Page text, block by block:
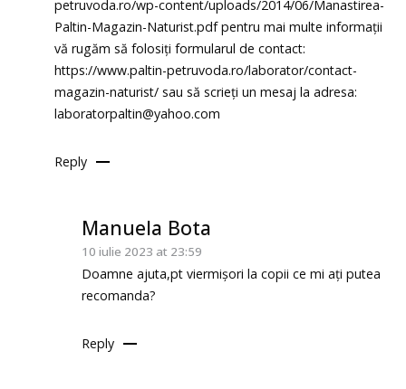
petruvoda.ro/wp-content/uploads/2014/06/Manastirea-
Paltin-Magazin-Naturist.pdfpentru mai multe informații
vă rugăm să folosiți formularul de contact:
https://www.paltin-petruvoda.ro/laborator/contact-
magazin-naturist/ sau să scrieți un mesaj la adresa:
laboratorpaltin@yahoo.com
Reply
Manuela Bota
10 iulie 2023 at 23:59
Doamne ajuta,pt viermișori la copii ce mi ați putea
recomanda?
Reply